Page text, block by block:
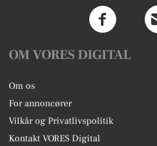
OM VORES DIGITAL
Om os
For annoncører
Vilkår og Privatlivspolitik
Kontakt VORES Digital